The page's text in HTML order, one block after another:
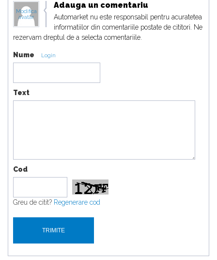
Modifica
avatar
Adauga un comentariu
Automarket nu este responsabil pentru acuratetea
informatiilor din comentariile postate de cititori. Ne
rezervam dreptul de a selecta comentariile.
Nume Login
Text
Cod
Greu de citit? Regenerare cod